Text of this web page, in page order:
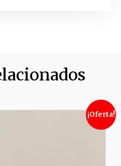
¡Oferta!